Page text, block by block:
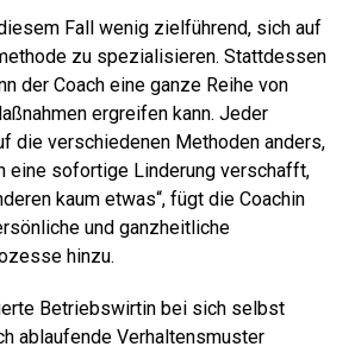
Fall wenig zielführend, sich auf
zu spezialisieren. Stattdessen
der Coach eine ganze Reihe von
ergreifen kann. Jeder
die verschiedenen Methoden anders,
eine sofortige Linderung verschafft,
kaum etwas“, fügt die Coachin
und ganzheitliche
hinzu.
Betriebswirtin bei sich selbst
ablaufende Verhaltensmuster